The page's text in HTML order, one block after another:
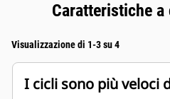
Caratteristiche
Visualizzazione di 1-3 su 4
I cicli sono più veloci